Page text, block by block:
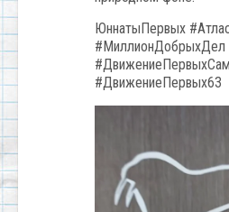
ЮннатыПервых
#МиллионДобрыхДел
#ДвижениеПервых63